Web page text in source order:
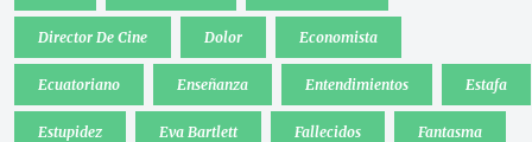
Director De Cine Dolor Economista
Ecuatoriano Enseñanza Entendimientos Estafa
Estupidez Eva Bartlett Fallecidos Fantasma